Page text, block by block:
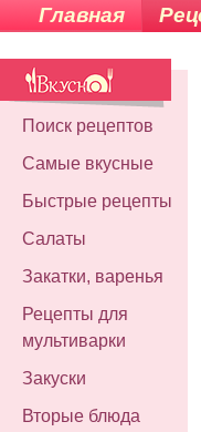
Главная
Поиск рецептов
Самые вкусные
Быстрые рецепты
Салаты
Закатки, варенья
Рецепты для
мультиварки
Закуски
Вторые блюда